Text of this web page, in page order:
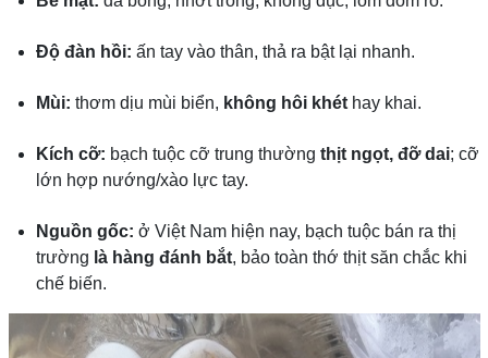
Độ đàn hồi: ấn tay vào thân, thả ra bật lại nhanh.
Mùi: thơm dịu mùi biển, không hôi khéthay khai.
Kích cỡ: bạch tuộc cỡ trung thường thịt ngọt, đỡ dai; cỡ
lớn hợp nướng/xào lực tay.
Nguồn gốc: ở Việt Nam hiện nay, bạch tuộc bán ra thị
trường là hàng đánh bắt, bảo toàn thớ thịt săn chắc khi
chế biến.